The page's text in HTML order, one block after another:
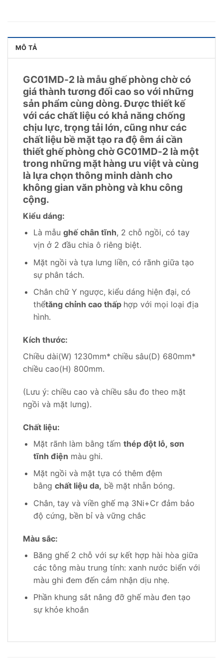
MÔ TẢ
GC01MD-2 là mẫu ghế phòng chờ có
giá thành tương đối cao so với những
sản phẩm cùng dòng. Được thiết kế
với các chất liệu có khả năng chống
chịu lực, trọng tải lớn, cũng như các
chất liệu bề mặt tạo ra độ êm ái cần
thiết ghế phòng chờ GC01MD-2 là một
trong những mặt hàng ưu việt và cùng
là lựa chọn thông minh dành cho
không gian văn phòng và khu công
cộng.
Kiểu dáng:
Là mẫu ghế chân tĩnh, 2 chỗ ngồi, có tay
vịn ở 2 đầu chia ô riêng biệt.
Mặt ngồi và tựa lưng liền, có rãnh giữa tạo
sự phân tách.
Chân chữ Y ngược, kiểu dáng hiện đại, có
thểtăng chỉnh cao thấp hợp với mọi loại địa
hình.
Kích thước:
Chiều dài(W) 1230mm* chiều sâu(D) 680mm*
chiều cao(H) 800mm.
(Lưu ý: chiều cao và chiều sâu đo theo mặt
ngồi và mặt lưng).
Chất liệu:
Mặt rãnh làm bằng tấm thép đột lỗ, sơn
tĩnh điện màu ghi.
Mặt ngồi và mặt tựa có thêm đệm
bằng chất liệu da, bề mặt nhẵn bóng.
Chân, tay và viền ghế mạ 3Ni+Cr đảm bảo
độ cứng, bền bỉ và vững chắc
Màu sắc:
Băng ghế 2 chỗ với sự kết hợp hài hòa giữa
các tông màu trung tính: xanh nước biển với
màu ghi đem đến cảm nhận dịu nhẹ.
Phần khung sắt nâng đỡ ghế màu đen tạo
sự khỏe khoắn